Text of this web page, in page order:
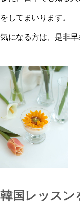
をしてまいります。
気になる方は、是非
韓国レッスン